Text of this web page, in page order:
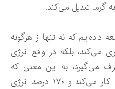
گرما تبدیل می‌کند.
که نه تنها از هرگونه
می‌کند، بلکه در واقع انرژی
می‌گیرد، به این معنی که
سیستم با کارایی ۱۰۰ درصدی کار می‌کند و ۱۷۰ درصد انرژی